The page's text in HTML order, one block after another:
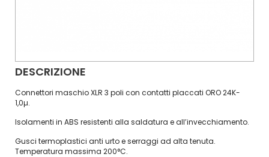
DESCRIZIONE
Connettori maschio XLR 3 poli con contatti placcati ORO 24K-
1,0µ.
Isolamenti in ABS resistenti alla saldatura e all’invecchiamento.
Gusci termoplastici anti urto e serraggi ad alta tenuta.
Temperatura massima 200°C.